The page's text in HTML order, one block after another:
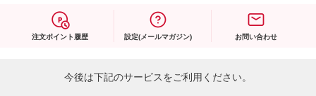
注文ポイント履歴 設定(メールマガジン) お問い合わせ
今後は下記のサービスをご利用ください。